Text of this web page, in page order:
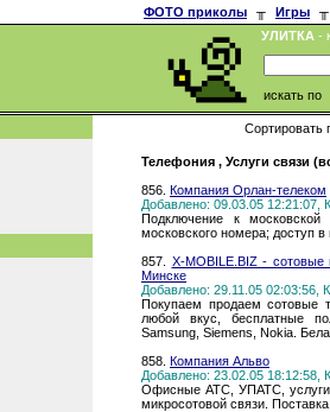
ФОТО приколы ╥ Игры
╥
УЛИТКА -
искать по
Сортировать
Телефония , Услуги связи
856. Компания Орлан-телеком
Добавлено: 09.03.05 12:21:07,
Подключение к
московского номера; доступ
857. X-MOBILE.BIZ -
Минске
Добавлено: 29.11.05 02:03:56,
Покупаем продаем
любой вкус, бесплатные
Samsung, Siemens, Nokia.
858. Компания Альво
Добавлено: 23.02.05 18:12:58,
Офисные АТС, УПАТС, услуги
микросотовой связи.